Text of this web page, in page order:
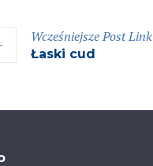
WcześniejszePostLink
Łaski cud